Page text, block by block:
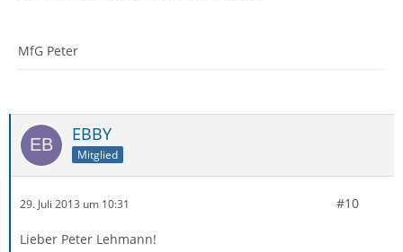
MfG Peter
EBBY
Mitglied
29. Juli 2013 um 10:31 #10
Lieber Peter Lehmann!